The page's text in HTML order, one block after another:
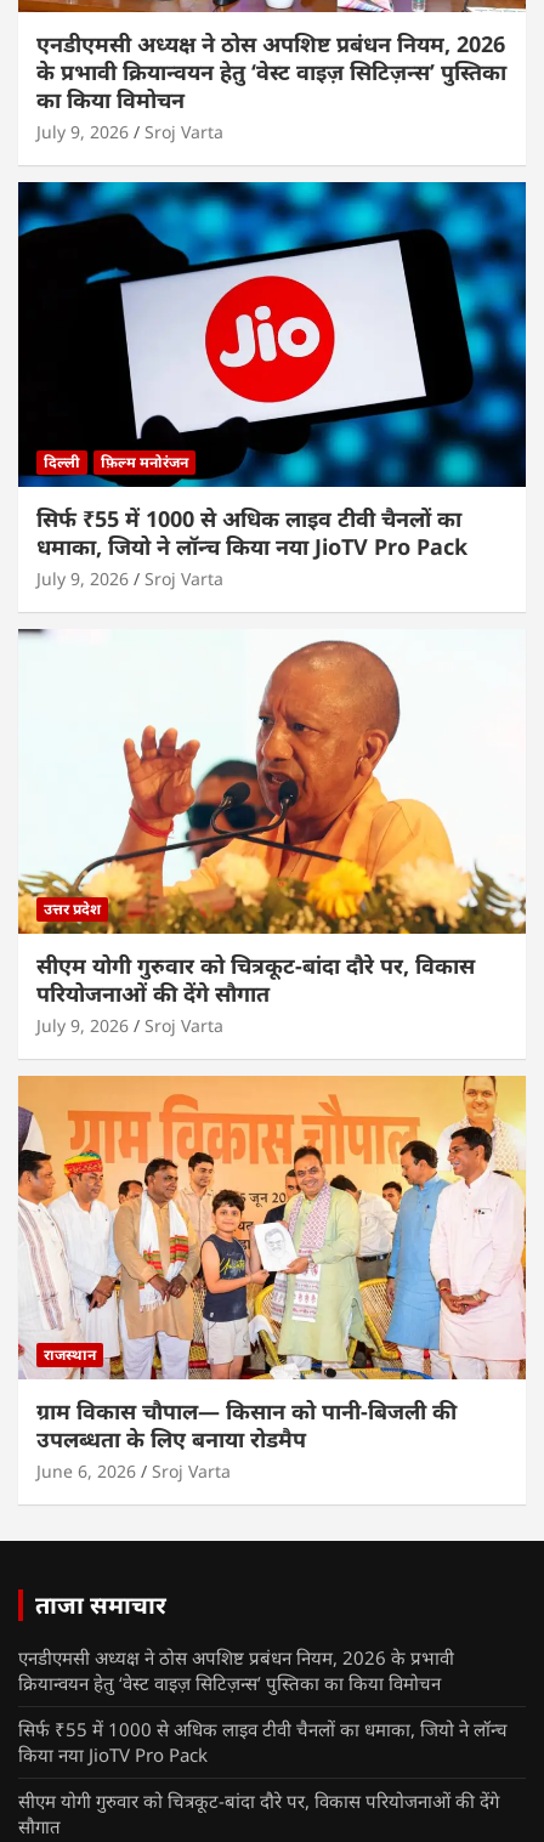
एनडीएमसी अध्यक्ष ने ठोस अपशिष्ट प्रबंधन नियम, 2026
के प्रभावी क्रियान्वयन हेतु ‘वेस्ट वाइज़ सिटिज़न्स’ पुस्तिका
का किया विमोचन
July 9, 2026 Sroj Varta
दिल्ली फ़िल्म मनोरंजन
सिर्फ ₹55 में 1000 से अधिक लाइव टीवी चैनलों का
धमाका, जियो ने लॉन्च किया नया JioTV Pro Pack
July 9, 2026 Sroj Varta
उत्तर प्रदेश
सीएम योगी गुरुवार को चित्रकूट-बांदा दौरे पर, विकास
परियोजनाओं की देंगे सौगात
July 9, 2026 Sroj Varta
राजस्थान
ग्राम विकास चौपाल— किसान को पानी-बिजली की
उपलब्धता के लिए बनाया रोडमैप
June 6, 2026 Sroj Varta
ताजा समाचार
एनडीएमसी अध्यक्ष ने ठोस अपशिष्ट प्रबंधन नियम, 2026 के प्रभावी
क्रियान्वयन हेतु ‘वेस्ट वाइज़ सिटिज़न्स’ पुस्तिका का किया विमोचन
सिर्फ ₹55 में 1000 से अधिक लाइव टीवी चैनलों का धमाका, जियो ने लॉन्च
किया नया JioTV Pro Pack
सीएम योगी गुरुवार को चित्रकूट-बांदा दौरे पर, विकास परियोजनाओं की देंगे
सौगात